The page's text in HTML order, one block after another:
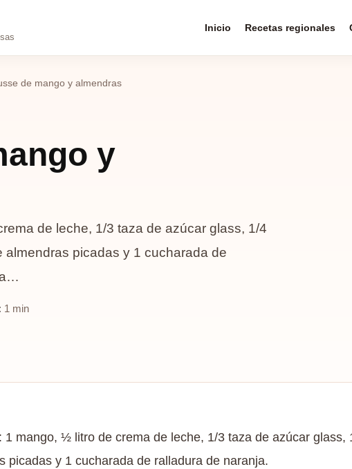
Inicio Recetas regionales
de mango y almendras
y
de leche, 1/3 taza de azúcar glass, 1/4
picadas y 1 cucharada de
1 min
1 mango, ½ litro de crema de leche, 1/3 taza de azúcar glass,
picadas y 1 cucharada de ralladura de naranja.